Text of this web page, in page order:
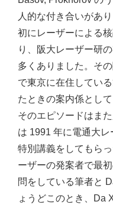
人的な付き合いがあ
初にレーザーによる
り、阪大レーザー研
多くありました。そ
で東京に在住してい
たときの案内係とし
そのエピソードはま
は 1991 年に電通大
特別講義をしてもら
ーザーの発案者で最
問をしている筆者と
ょうどこのとき、Da